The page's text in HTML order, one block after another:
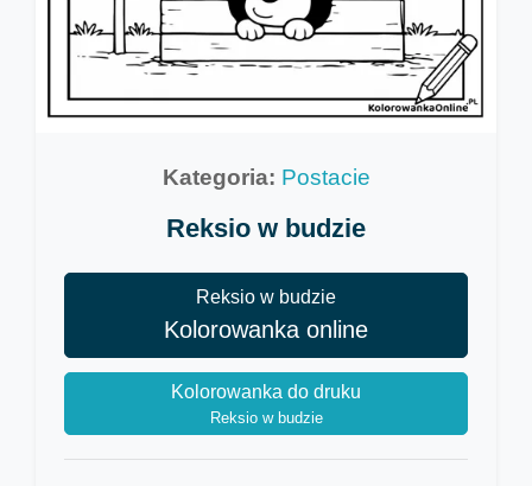
Kategoria: Postacie
Reksio w budzie
Reksio w budzie
Kolorowanka online
Kolorowanka do druku
Reksio w budzie